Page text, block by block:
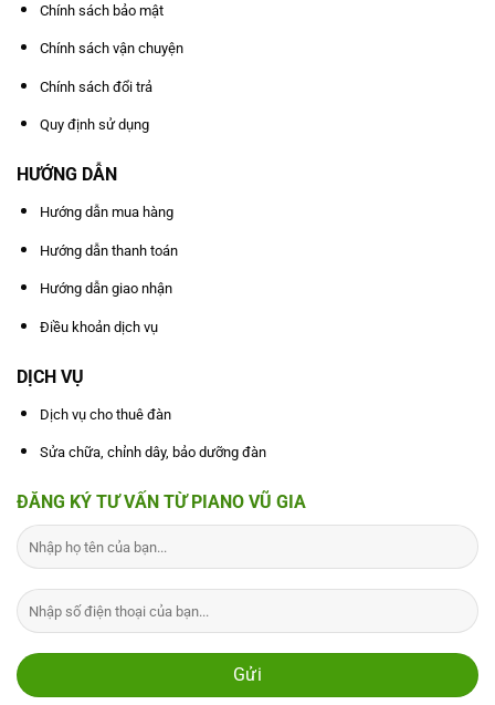
Chính sách bảo mật
Chính sách vận chuyện
Chính sách đổi trả
Quy định sử dụng
HƯỚNG DẪN
Hướng dẫn mua hàng
Hướng dẫn thanh toán
Hướng dẫn giao nhận
Điều khoản dịch vụ
DỊCH VỤ
Dịch vụ cho thuê đàn
Sửa chữa, chỉnh dây, bảo dưỡng đàn
ĐĂNG KÝ TƯ VẤN TỪ PIANO VŨ GIA